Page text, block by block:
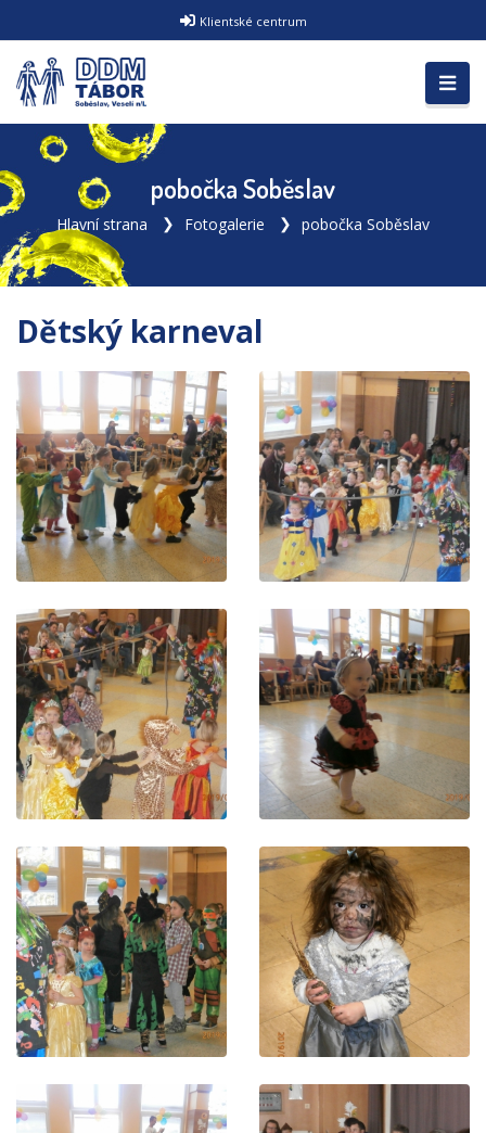
Klientské centrum
pobočka Soběslav
Hlavní strana Fotogalerie pobočka Soběslav
Dětský karneval